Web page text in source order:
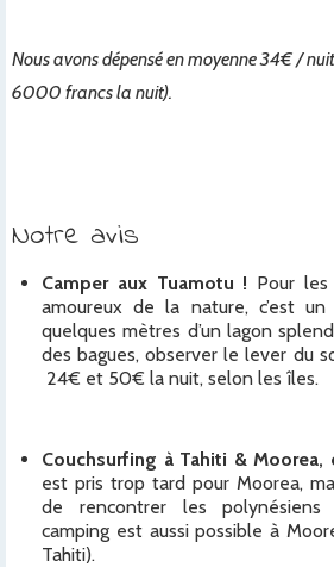
Nous avons dépensé en moyenne 34€ /
6000 francs la nuit).
Notre avis
Camper aux Tuamotu ! Pour
amoureux de la nature, c’est
quelques mètres d’un lagon
des bagues, observer le lever du
24€ et 50€ la nuit, selon les îles.
Couchsurfing à Tahiti & Moorea,
est pris trop tard pour Moorea,
de rencontrer les polynésiens
camping est aussi possible à
Tahiti).